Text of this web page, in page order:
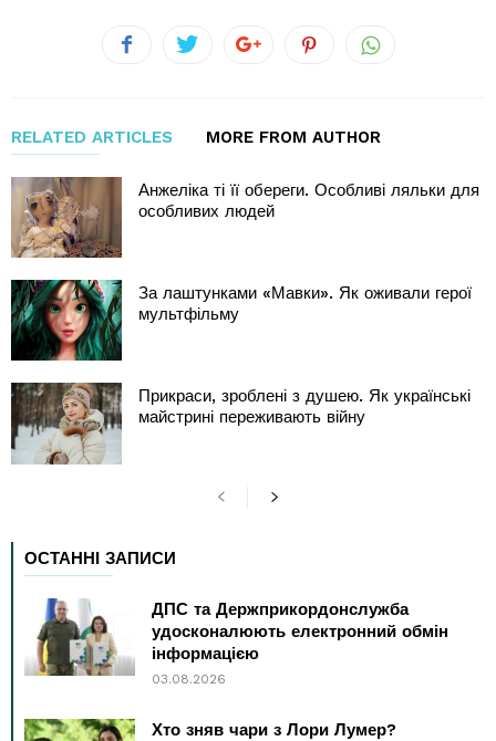
RELATED ARTICLES MORE FROM AUTHOR
Анжеліка ті її обереги. Особливі ляльки для
особливих людей
За лаштунками «Мавки». Як оживали герої
мультфільму
Прикраси, зроблені з душею. Як українські
майстрині переживають війну
ОСТАННІ ЗАПИСИ
ДПС та Держприкордонслужба
удосконалюють електронний обмін
інформацією
03.08.2026
Хто зняв чари з Лори Лумер?